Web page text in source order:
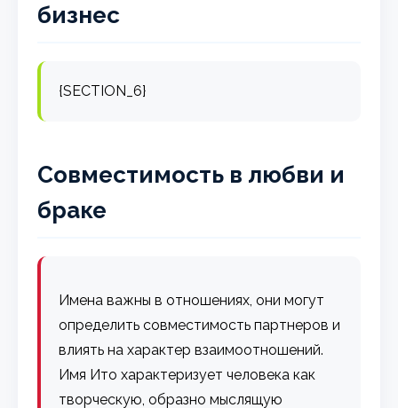
бизнес
{SECTION_6}
Совместимость в любви и
браке
Имена важны в отношениях, они могут
определить совместимость партнеров и
влиять на характер взаимоотношений.
Имя Ито характеризует человека как
творческую, образно мыслящую